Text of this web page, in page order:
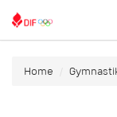
Home